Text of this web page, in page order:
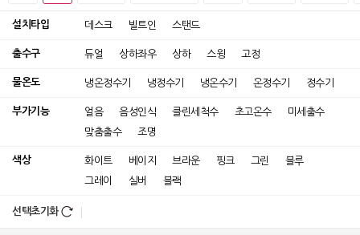
설치타입 데스크 빌트인 스탠드
출수구 듀얼 상하좌우 상하 스윙 고정
물온도 냉온정수기 냉정수기 냉온수기 온정수기 정수기
부가기능 얼음 음성인식 클린세척수 초고온수
미세출수
맞춤출수
조명
색상 화이트 베이지 브라운 핑크 그린
블루
그레이
실버 블랙
선택초기화